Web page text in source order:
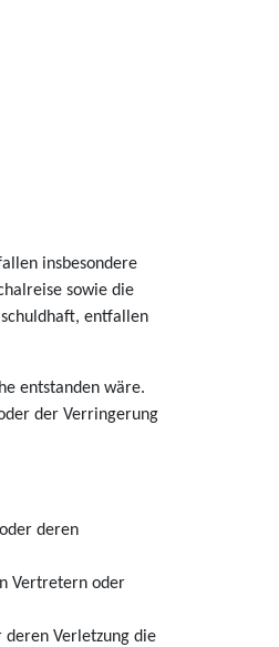
insbesondere
sowie die
entfallen
entstanden wäre.
der Verringerung
deren
Vertretern oder
Verletzung die